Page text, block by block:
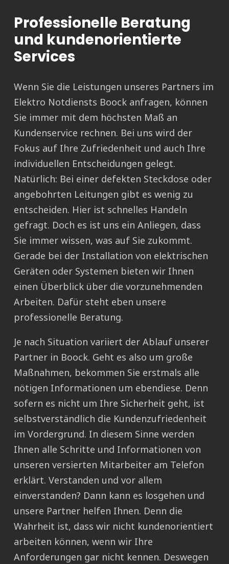
Professionelle Beratung
und kundenorientierte
Services
Wenn Sie die Leistungen unseres Partners im
Elektro Notdiensts Boock anfragen, können
Sie immer mit dem höchsten Maß an
Kundenservice rechnen. Bei uns wird der
Fokus auf Ihre Zufriedenheit und auch Ihre
individuellen Entscheidungen gelegt.
Natürlich: Bei einer defekten Steckdose oder
angebohrten Leitungen gibt es wenig zu
entscheiden. Hier ist schnelles Handeln
gefragt. Doch es ist uns ein Anliegen, dass
Sie immer wissen, was auf Sie zukommt.
Gerade bei der Installation von elektrischen
Geräten oder Systemen bieten wir Ihnen
einen Überblick über die vorzunehmenden
Arbeiten. Dafür steht eben unsere
professionelle Beratung.
Je nach Situation variiert der Ablauf unserer
Partner in Boock. Geht es also um große
Maßnahmen, bekommen Sie erstmals alle
nötigen Informationen um ebendiese. Denn
sofern es nicht um Ihre Sicherheit geht, ist
selbstverständlich die Kundenzufriedenheit
im Vordergrund. In diesem Sinne werden
Ihnen alle Schritte und Informationen von
unseren versierten Mitarbeiter am Telefon
erklärt. Verstanden und vor allem
einverstanden? Dann kann es losgehen und
unsere Partner helfen Ihnen. Denn die
Wahrheit ist, dass wir nicht kundenorientiert
arbeiten können, wenn wir Ihre
Anforderungen gar nicht kennen. Deswegen